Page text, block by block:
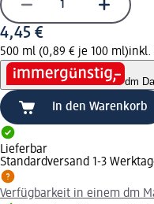
4,45 €
500 ml (0,89 € je 100 ml)inkl.
dm
In den Warenkorb
Lieferbar
Standardversand 1-3
Verfügbarkeit in einem dm